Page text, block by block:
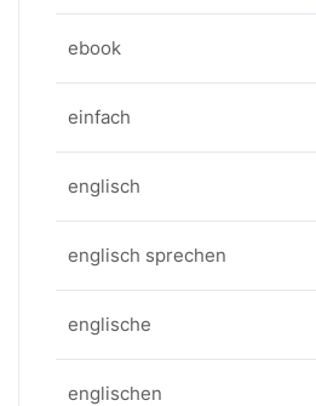
ebook
einfach
englisch
englisch sprechen
englische
englischen